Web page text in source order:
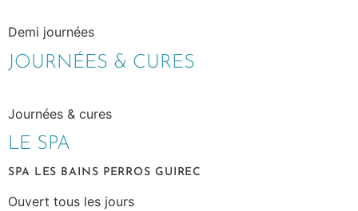
Demi journées
JOURNÉES & CURES
Journées & cures
LE SPA
SPA LES BAINS PERROS GUIREC
Ouvert tous les jours